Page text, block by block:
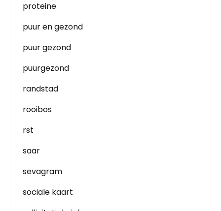
proteine
puur en gezond
puur gezond
puurgezond
randstad
rooibos
rst
saar
sevagram
sociale kaart